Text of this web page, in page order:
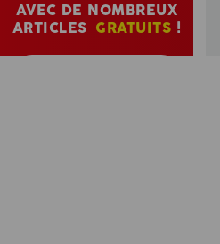
AVEC DE NOMBREUX
ARTICLES GRATUITS !